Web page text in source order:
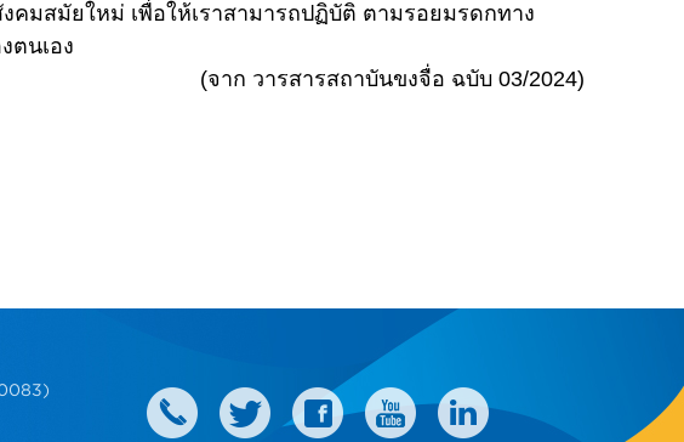
มสมัยใหม่ เพื่อให้เราสามารถปฏิบัติ ตามรอยมรดกทาง
ตนเอง
รสารสถาบันขงจื่อ ฉบับ 03/2024)